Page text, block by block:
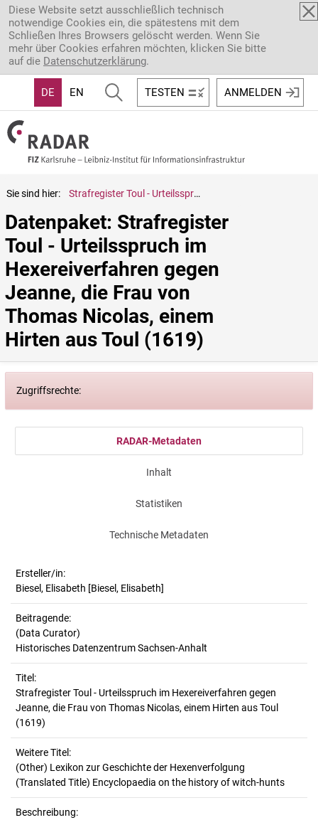
Direkt zum Inhalt
Diese Website setzt ausschließlich technisch
notwendige Cookies ein, die spätestens mit dem
Schließen Ihres Browsers gelöscht werden. Wenn Sie
mehr über Cookies erfahren möchten, klicken Sie bitte
auf die Datenschutzerklärung.
DE EN TESTEN ANMELDEN
Sie sind hier: Strafregister Toul - Urteilsspruch im Hexereiverfahren gegen Jeanne, die Frau von Thomas Nicolas, einem Hirten aus Toul (1619)
Datenpaket: Strafregister
Toul - Urteilsspruch im
Hexereiverfahren gegen
Jeanne, die Frau von
Thomas Nicolas, einem
Hirten aus Toul (1619)
Zugriffsrechte:
RADAR-Metadaten
Inhalt
Statistiken
Technische Metadaten
Ersteller/in:
Biesel, Elisabeth [Biesel, Elisabeth]
Beitragende:
(Data Curator)
Historisches Datenzentrum Sachsen-Anhalt
Titel:
Strafregister Toul - Urteilsspruch im Hexereiverfahren gegen
Jeanne, die Frau von Thomas Nicolas, einem Hirten aus Toul
(1619)
Weitere Titel:
(Other) Lexikon zur Geschichte der Hexenverfolgung
(Translated Title) Encyclopaedia on the history of witch-hunts
Beschreibung: